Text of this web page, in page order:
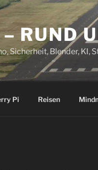
RUND
Sicherheit, Blender,
Pi Reisen